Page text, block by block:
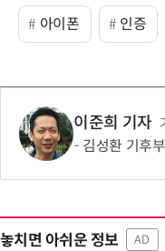
아이폰 인증
이준희 기자
김성환 기후부 장관
놓치면 아쉬운 정보 AD